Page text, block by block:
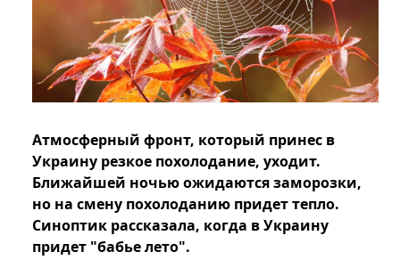
Атмосферный фронт, который принес в
Украину резкое похолодание, уходит.
Ближайшей ночью ожидаются заморозки,
но на смену похолоданию придет тепло.
Синоптик рассказала, когда в Украину
придет "бабье лето".